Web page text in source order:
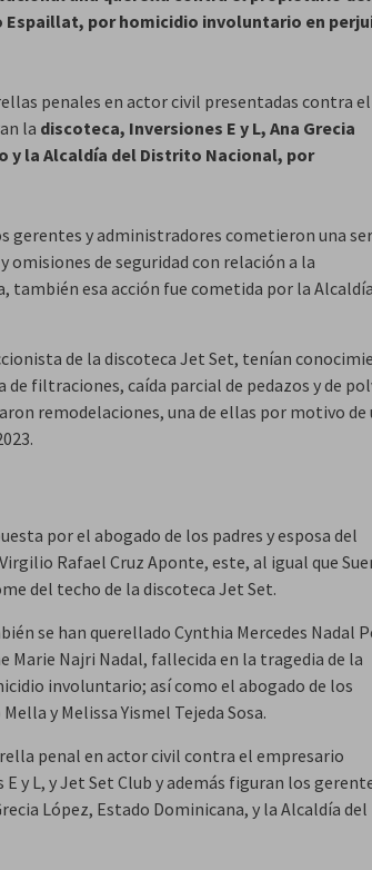
Espaillat, por homicidio involuntario en
penales en actor civil presentadas contra el
la discoteca, Inversiones E y L, Ana Grecia
y la Alcaldía del Distrito Nacional, por
gerentes y administradores cometieron una
omisiones de seguridad con relación a la
también esa acción fue cometida por la
de la discoteca Jet Set, tenían
filtraciones, caída parcial de pedazos y de
remodelaciones, una de ellas por motivo de
por el abogado de los padres y esposa del
Rafael Cruz Aponte, este, al igual que
del techo de la discoteca Jet Set.
se han querellado Cynthia Mercedes Nadal
Marie Najri Nadal, fallecida en la tragedia de la
involuntario; así como el abogado de los
y Melissa Yismel Tejeda Sosa.
penal en actor civil contra el empresario
y L, y Jet Set Club y además figuran los
López, Estado Dominicana, y la Alcaldía del